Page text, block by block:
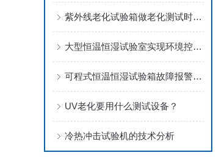
紫外线老化试验箱做老化测试时的对用水要求
大型恒温恒湿试验室实现环境控制的探索与实践
可程式恒温恒湿试验箱故障报警怎样排除
UV老化要用什么测试设备？
冷热冲击试验机的技术分析